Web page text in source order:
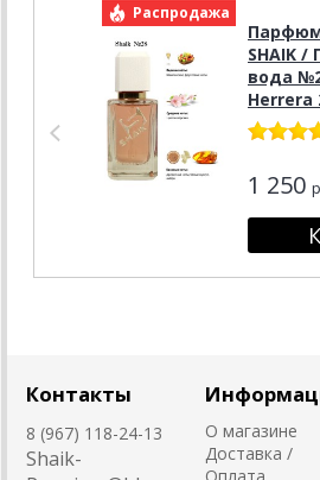
Распродажа
SHAIK
вода
Herrera
мл
1 250
Контакты
8 (967) 118-24-13
Shaik-
О магазине
Доставка /
Оплата